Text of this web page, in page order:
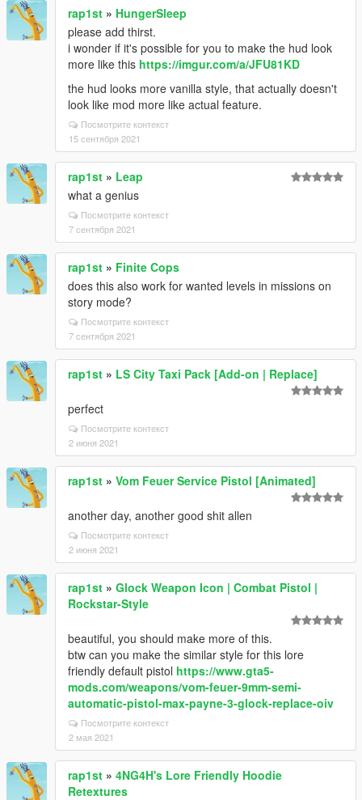
rap1st » HungerSleep
please add thirst.
i wonder if it's possible for you to make the hud look
more like this https://imgur.com/a/JFU81KD
the hud looks more vanilla style, that actually doesn't
look like mod more like actual feature.
Посмотрите контекст
15 сентября 2021
rap1st » Leap
what a genius
Посмотрите контекст
7 сентября 2021
rap1st » Finite Cops
does this also work for wanted levels in missions on
story mode?
Посмотрите контекст
7 сентября 2021
rap1st » LS City Taxi Pack [Add-on | Replace]
perfect
Посмотрите контекст
2 июня 2021
rap1st » Vom Feuer Service Pistol [Animated]
another day, another good shit allen
Посмотрите контекст
2 июня 2021
rap1st » Glock Weapon Icon | Combat Pistol |
Rockstar-Style
beautiful, you should make more of this.
btw can you make the similar style for this lore
friendly default pistol https://www.gta5-
mods.com/weapons/vom-feuer-9mm-semi-
automatic-pistol-max-payne-3-glock-replace-oiv
Посмотрите контекст
2 мая 2021
rap1st » 4NG4H's Lore Friendly Hoodie
Retextures